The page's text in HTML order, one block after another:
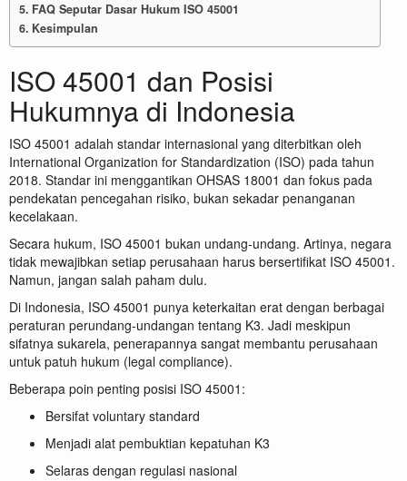
FAQ Seputar Dasar Hukum ISO 45001
Kesimpulan
ISO 45001 dan Posisi
Hukumnya di Indonesia
ISO 45001 adalah standar internasional yang diterbitkan oleh
International Organization for Standardization (ISO) pada tahun
2018. Standar ini menggantikan OHSAS 18001 dan fokus pada
pendekatan pencegahan risiko, bukan sekadar penanganan
kecelakaan.
Secara hukum, ISO 45001 bukan undang-undang. Artinya, negara
tidak mewajibkan setiap perusahaan harus bersertifikat ISO 45001.
Namun, jangan salah paham dulu.
Di Indonesia, ISO 45001 punya keterkaitan erat dengan berbagai
peraturan perundang-undangan tentang K3. Jadi meskipun
sifatnya sukarela, penerapannya sangat membantu perusahaan
untuk patuh hukum (legal compliance).
Beberapa poin penting posisi ISO 45001:
Bersifat voluntary standard
Menjadi alat pembuktian kepatuhan K3
Selaras dengan regulasi nasional